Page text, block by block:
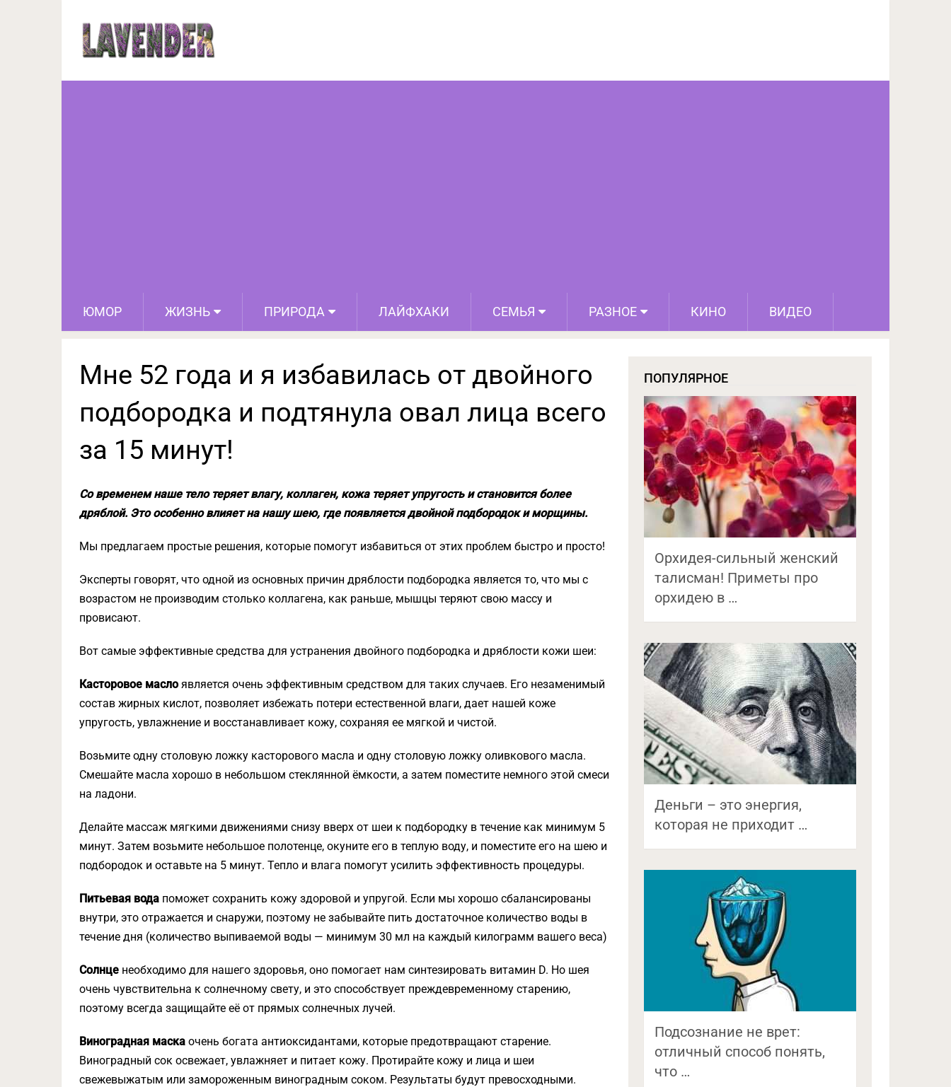
ЮМОР ЖИЗНЬ ПРИРОДА ЛАЙФХАКИ СЕМЬЯ РАЗНОЕ КИНО ВИДЕО
Мне 52 года и я избавилась от двойного подбородка и
Мне 52 года и я избавилась от двойного
подбородка и подтянула овал лица всего
за 15 минут!
Со временем наше тело теряет влагу, коллаген, кожа теряет упругость и становится более
дряблой. Это особенно влияет на нашу шею, где появляется двойной подбородок и морщины.
Мы предлагаем простые решения, которые помогут избавиться от этих проблем быстро и просто!
Эксперты говорят, что одной из основных причин дряблости подбородка является то, что мы с
возрастом не производим столько коллагена, как раньше, мышцы теряют свою массу и
провисают.
Вот самые эффективные средства для устранения двойного подбородка и дряблости кожи шеи:
Касторовое маслоявляется очень эффективным средством для таких случаев. Его незаменимый
состав жирных кислот, позволяет избежать потери естественной влаги, дает нашей коже
упругость, увлажнение и восстанавливает кожу, сохраняя ее мягкой и чистой.
Возьмите одну столовую ложку касторового масла и одну столовую ложку оливкового масла.
Смешайте масла хорошо в небольшом стеклянной ёмкости, а затем поместите немного этой смеси
на ладони.
Делайте массаж мягкими движениями снизу вверх от шеи к подбородку в течение как минимум 5
минут. Затем возьмите небольшое полотенце, окуните его в теплую воду, и поместите его на шею и
подбородок и оставьте на 5 минут. Тепло и влага помогут усилить эффективность процедуры.
Питьевая вода поможет сохранить кожу здоровой и упругой. Если мы хорошо сбалансированы
внутри, это отражается и снаружи, поэтому не забывайте пить достаточное количество воды в
течение дня (количество выпиваемой воды — минимум 30 мл на каждый килограмм вашего веса)
Солнце необходимо для нашего здоровья, оно помогает нам синтезировать витамин D. Но шея
очень чувствительна к солнечному свету, и это способствует преждевременному старению,
поэтому всегда защищайте её от прямых солнечных лучей.
Виноградная маска очень богата антиоксидантами, которые предотвращают старение.
Виноградный сок освежает, увлажняет и питает кожу. Протирайте кожу и лица и шеи
свежевыжатым или замороженным виноградным соком. Результаты будут превосходными.
ПОПУЛЯРНОЕ
Орхидея-сильный женский
талисман! Приметы про
орхидею в …
Деньги – это энергия,
которая не приходит …
Подсознание не врет:
отличный способ понять,
что …